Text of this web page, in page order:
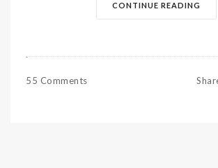
CONTINUE READING
55 Comments